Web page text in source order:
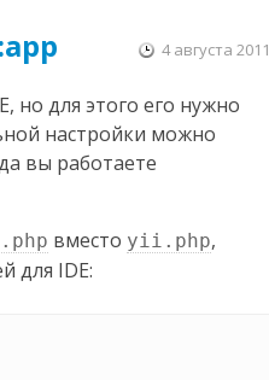
4 августа 2011
но для этого его нужно
настройки можно
вы работаете
вместо yii.php,
для IDE: